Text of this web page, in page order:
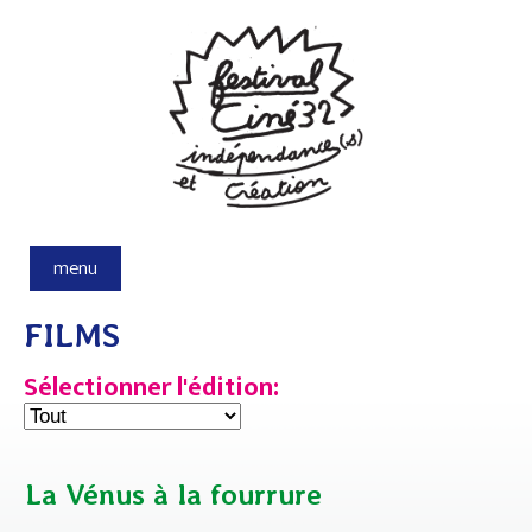
menu
FILMS
Sélectionner l'édition:
La Vénus à la fourrure